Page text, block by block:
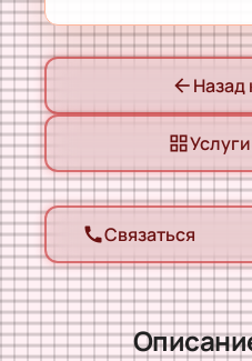
arrow_back Назад
grid_view
callСвязаться